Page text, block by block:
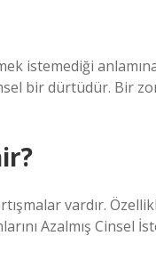
istemediği
bir dürtüdür. Bir
vardır.
Azalmış Cinsel